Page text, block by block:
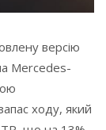
версію
Mercedes-
ходу, який